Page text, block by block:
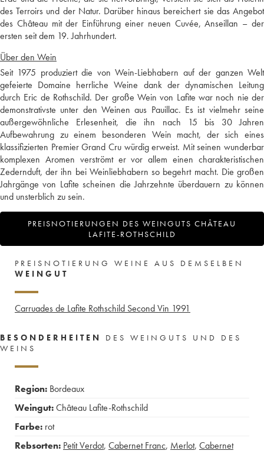
des Terroirs und der Natur. Darüber hinaus bereichert sie das Angebot
des Château mit der Einführung einer neuen Cuvée, Anseillan – der
ersten seit dem 19. Jahrhundert.
Über den Wein
Seit 1975 produziert die von Wein-Liebhabern auf der ganzen Welt
gefeierte Domaine herrliche Weine dank der dynamischen Leitung
durch Eric de Rothschild. Der große Wein von Lafite war noch nie der
demonstrativste unter den Weinen aus Pauillac. Es ist vielmehr seine
außergewöhnliche Erlesenheit, die ihn nach 15 bis 30 Jahren
Aufbewahrung zu einem besonderen Wein macht, der sich eines
klassifizierten Premier Grand Cru würdig erweist. Mit seinen wunderbar
komplexen Aromen verströmt er vor allem einen charakteristischen
Zedernduft, der ihn bei Weinliebhabern so begehrt macht. Die großen
Jahrgänge von Lafite scheinen die Jahrzehnte überdauern zu können
und unsterblich zu sein.
PREISNOTIERUNGEN DES WEINGUTS CHÂTEAU
LAFITE-ROTHSCHILD
PREISNOTIERUNG WEINE AUS DEMSELBEN
WEINGUT
Carruades de Lafite Rothschild Second Vin 1991
BESONDERHEITEN
DES WEINGUTS UND DES
WEINS
Region: Bordeaux
Weingut:Château Lafite-Rothschild
Farbe: rot
Rebsorten: Petit Verdot, Cabernet Franc, Merlot, Cabernet